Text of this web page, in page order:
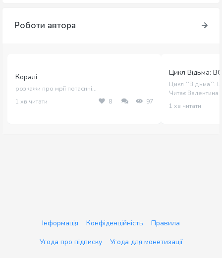
Роботи автора
Коралі
розкажи про мрії потаєнні...
1 хв читати
8 97
Цикл Відьма:
Цикл ``Відьма``.
Читає
1 хв читати
Інформація Конфіденційність
Правила
Угода про підписку
Угода для монетизації